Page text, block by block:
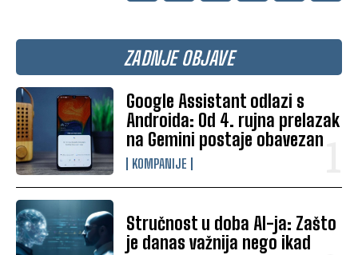
ZADNJE OBJAVE
Google Assistant odlazi s
Androida: Od 4. rujna prelazak
na Gemini postaje obavezan
KOMPANIJE
Stručnost u doba AI-ja: Zašto
je danas važnija nego ikad